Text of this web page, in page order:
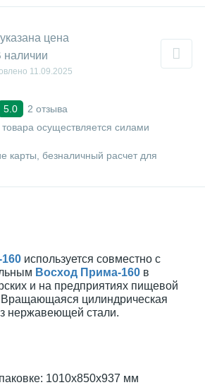
5.0
2 отзыва
осуществляется силами
карты, безналичный расчет для
цена
наличии
11.09.2025
используется совместно с
Восход Прима-160 в
и на предприятиях пищевой
цилиндрическая
нержавеющей стали.
1010х850х937 мм